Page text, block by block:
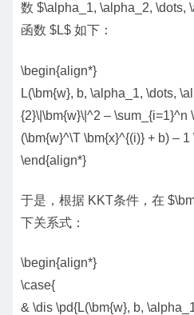
数 $\alpha_1, \alpha_2, \dots,
函数 $L$ 如下：
\begin{align*}
L(\bm{w}, b, \alpha_1, \dots,
{2}\|\bm{w}\|^2 – \sum_{i=1}^n
(\bm{w}^\T \bm{x}^{(i)} + b) – 1
\end{align*}
于是，根据 KKT条件，在
下关系式：
\begin{align*}
\case{
& \dis \pd{L(\bm{w}, b,